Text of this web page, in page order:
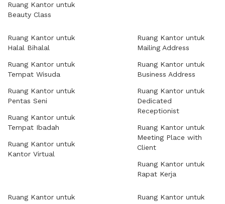
Ruang Kantor untuk
Beauty Class
Ruang Kantor untuk
Halal Bihalal
Ruang Kantor untuk
Tempat Wisuda
Ruang Kantor untuk
Pentas Seni
Ruang Kantor untuk
Tempat Ibadah
Ruang Kantor untuk
Kantor Virtual
Ruang Kantor untuk
Mailing Address
Ruang Kantor untuk
Business Address
Ruang Kantor untuk
Dedicated
Receptionist
Ruang Kantor untuk
Meeting Place with
Client
Ruang Kantor untuk
Rapat Kerja
Ruang Kantor untuk
Ruang Kantor untuk